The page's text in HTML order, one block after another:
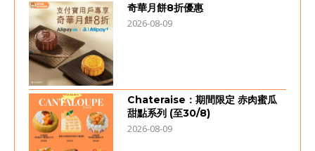
奇華月餅8折優惠
2026-08-09
Chateraise：期間限定 赤肉蜜瓜
甜點系列 (至30/8)
2026-08-09